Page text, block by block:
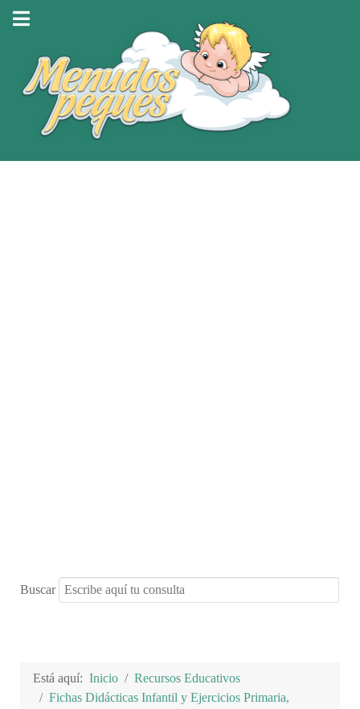
Buscar
Está aquí: Inicio
Recursos Educativos
Fichas Didácticas Infantil y Ejercicios Primaria,